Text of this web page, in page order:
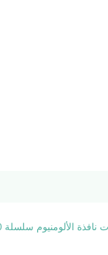
نافذة الألومنيوم سلسلة 6000